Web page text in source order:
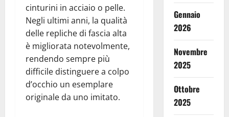
cinturini in acciaio o pelle.
Negli ultimi anni, la qualità
delle repliche di fascia alta
è migliorata notevolmente,
rendendo sempre più
difficile distinguere a colpo
d’occhio un esemplare
originale da uno imitato.
Gennaio
2026
Novembre
2025
Ottobre
2025